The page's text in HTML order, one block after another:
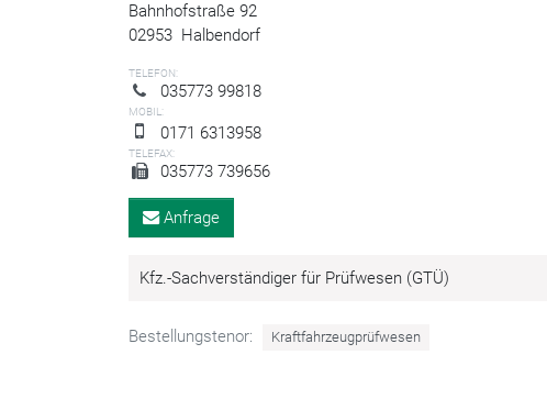
Bahnhofstraße 92
02953 Halbendorf
TELEFON:
035773 99818
MOBIL:
0171 6313958
TELEFAX:
035773 739656
Anfrage
Kfz.-Sachverständiger für Prüfwesen (GTÜ)
Bestellungstenor: Kraftfahrzeugprüfwesen